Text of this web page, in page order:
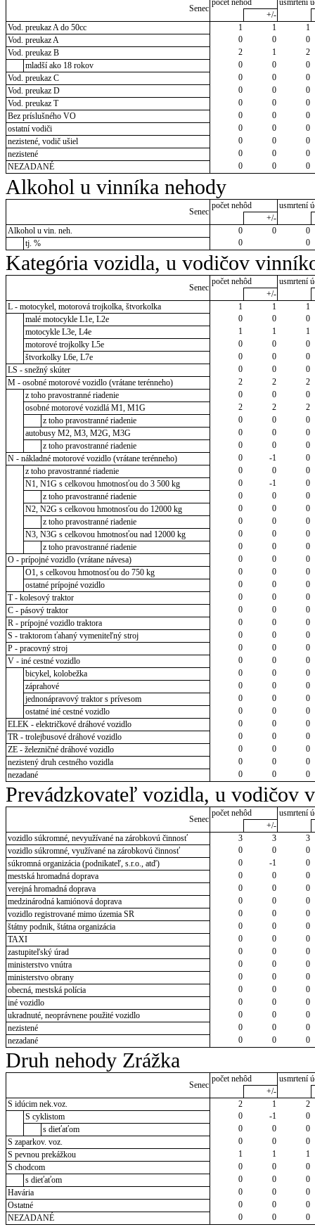
Senec
počet nehôd
usmrtení
+/-
Vod. preukaz A do 50cc
1 1
1
Vod. preukaz A
0 0
0
Vod. preukaz B
2 1
2
mladší ako 18 rokov
0 0
0
Vod. preukaz C
0 0
0
Vod. preukaz D
0 0
0
Vod. preukaz T
0 0
0
Bez príslušného VO
0 0
0
ostatní vodiči
0 0
0
nezistené, vodič ušiel
0 0
0
nezistené
0 0
0
NEZADANÉ
0 0 0
Alkohol u vinníka nehody
Senec
počet nehôd
usmrtení
+/-
Alkohol u vin. neh.
0 0
0
tj. %
0 0
Kategória vozidla, u vodičov
Senec
počet nehôd
usmrtení
+/-
L - motocykel, motorová trojkolka, štvorkolka
1 1
1
malé motocykle L1e, L2e
0 0
0
motocykle L3e, L4e
1 1
1
motorové trojkolky L5e
0 0
0
štvorkolky L6e, L7e
0 0
0
LS - snežný skúter
0 0
0
M - osobné motorové vozidlo (vrátane terénneho)
2 2
2
z toho pravostranné riadenie
0 0
0
osobné motorové vozidlá M1, M1G
2 2
2
z toho pravostranné riadenie
0 0
0
autobusy M2, M3, M2G, M3G
0 0
0
z toho pravostranné riadenie
0 0
0
N - nákladné motorové vozidlo (vrátane terénneho)
0 -1
0
z toho pravostranné riadenie
0 0
0
N1, N1G s celkovou hmotnosťou do 3 500 kg
0 -1
0
z toho pravostranné riadenie
0 0
0
N2, N2G s celkovou hmotnosťou do 12000 kg
0 0
0
z toho pravostranné riadenie
0 0
0
N3, N3G s celkovou hmotnosťou nad 12000 kg
0 0
0
z toho pravostranné riadenie
0 0
0
O - prípojné vozidlo (vrátane návesa)
0 0
0
O1, s celkovou hmotnosťou do 750 kg
0 0
0
ostatné prípojné vozidlo
0 0
0
T - kolesový traktor
0 0
0
C - pásový traktor
0 0
0
R - prípojné vozidlo traktora
0 0
0
S - traktorom ťahaný vymeniteľný stroj
0 0
0
P - pracovný stroj
0 0
0
V - iné cestné vozidlo
0 0
0
bicykel, kolobežka
0 0
0
záprahové
0 0
0
jednonápravový traktor s prívesom
0 0
0
ostatné iné cestné vozidlo
0 0
0
ELEK - električkové dráhové vozidlo
0 0
0
TR - trolejbusové dráhové vozidlo
0 0
0
ZE - železničné dráhové vozidlo
0 0
0
nezistený druh cestného vozidla
0 0
0
nezadané
0 0 0
Prevádzkovateľ vozidla, u vodičov
Senec
počet nehôd
usmrtení
+/-
vozidlo súkromné, nevyužívané na zárobkovú činnosť
3 3
3
vozidlo súkromné, využívané na zárobkovú činnosť
0 0
0
súkromná organizácia (podnikateľ, s.r.o., atď)
0 -1
0
mestská hromadná doprava
0 0
0
verejná hromadná doprava
0 0
0
medzinárodná kamiónová doprava
0 0
0
vozidlo registrované mimo územia SR
0 0
0
štátny podnik, štátna organizácia
0 0
0
TAXI
0 0
0
zastupiteľský úrad
0 0
0
ministerstvo vnútra
0 0
0
ministerstvo obrany
0 0
0
obecná, mestská polícia
0 0
0
iné vozidlo
0 0
0
ukradnuté, neoprávnene použité vozidlo
0 0
0
nezistené
0 0
0
nezadané
0 0 0
Druh nehody Zrážka
Senec
počet nehôd
usmrtení
+/-
S idúcim nek.voz.
2 1
2
S cyklistom
0 -1
0
s dieťaťom
0 0
0
S zaparkov. voz.
0 0
0
S pevnou prekážkou
1 1
1
S chodcom
0 0
0
s dieťaťom
0 0
0
Havária
0 0
0
Ostatné
0 0
0
NEZADANÉ
0 0 0